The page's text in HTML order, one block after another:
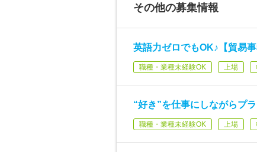
その他の募集情報
英語力ゼロでもOK♪【貿易
職種・業種未経験OK 上場
“好き”を仕事にしながらプ
職種・業種未経験OK 上場